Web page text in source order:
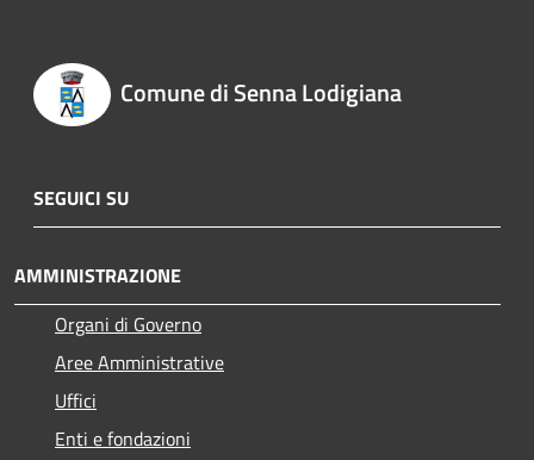
Comune di Senna Lodigiana
SEGUICI SU
AMMINISTRAZIONE
Organi di Governo
Aree Amministrative
Uffici
Enti e fondazioni